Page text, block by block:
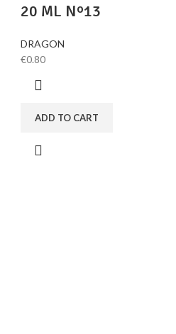
20 ML Nº13
DRAGON
€0.80
ADD TO CART